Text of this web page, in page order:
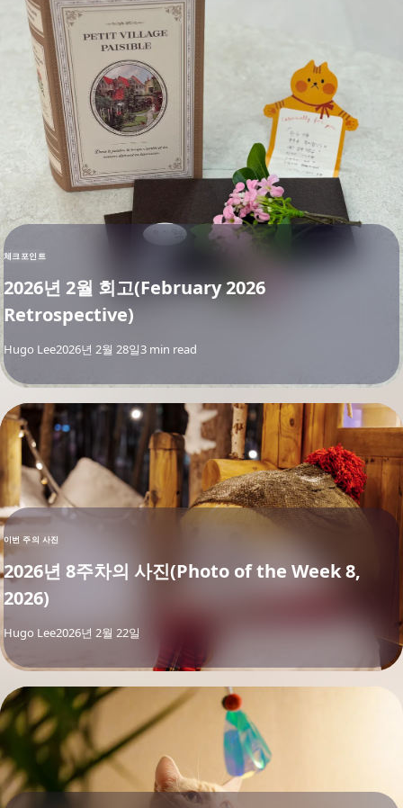
체크포인트
2026년 2월 회고(February 2026
Retrospective)
By
Hugo Lee2026년 2월 28일3 min read
이번 주의 사진
2026년 8주차의 사진(Photo of the Week 8,
2026)
By
Hugo Lee2026년 2월 22일